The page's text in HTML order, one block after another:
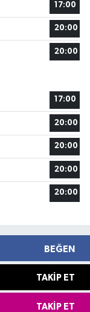
17:00
20:00
20:00
17:00
20:00
20:00
20:00
20:00
BEĞEN
TAKIP ET
TAKIP ET